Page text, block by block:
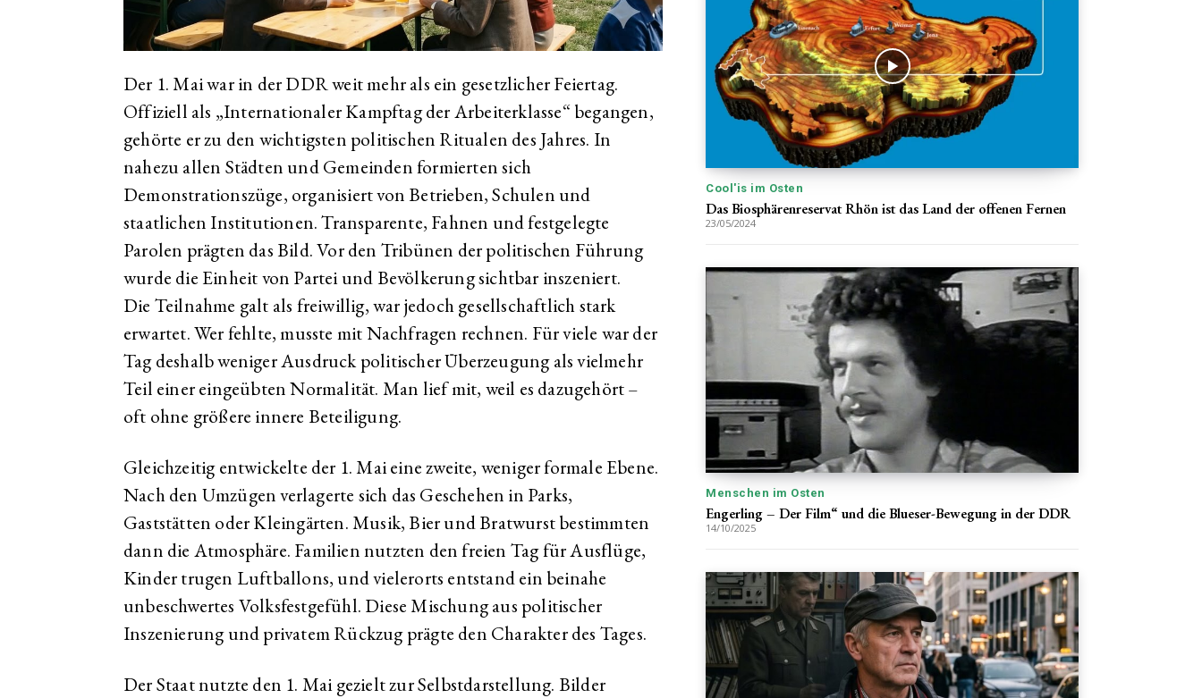
Der 1. Mai war in der DDR weit mehr als ein gesetzlicher Feiertag.
Offiziell als „Internationaler Kampftag der Arbeiterklasse“ begangen,
gehörte er zu den wichtigsten politischen Ritualen des Jahres. In
nahezu allen Städten und Gemeinden formierten sich
Demonstrationszüge, organisiert von Betrieben, Schulen und
staatlichen Institutionen. Transparente, Fahnen und festgelegte
Parolen prägten das Bild. Vor den Tribünen der politischen Führung
wurde die Einheit von Partei und Bevölkerung sichtbar inszeniert.
Die Teilnahme galt als freiwillig, war jedoch gesellschaftlich stark
erwartet. Wer fehlte, musste mit Nachfragen rechnen. Für viele war der
Tag deshalb weniger Ausdruck politischer Überzeugung als vielmehr
Teil einer eingeübten Normalität. Man lief mit, weil es dazugehört –
oft ohne größere innere Beteiligung.
Gleichzeitig entwickelte der 1. Mai eine zweite, weniger formale Ebene.
Nach den Umzügen verlagerte sich das Geschehen in Parks,
Gaststätten oder Kleingärten. Musik, Bier und Bratwurst bestimmten
dann die Atmosphäre. Familien nutzten den freien Tag für Ausflüge,
Kinder trugen Luftballons, und vielerorts entstand ein beinahe
unbeschwertes Volksfestgefühl. Diese Mischung aus politischer
Inszenierung und privatem Rückzug prägte den Charakter des Tages.
Der Staat nutzte den 1. Mai gezielt zur Selbstdarstellung. Bilder
Cool'is im Osten
Das Biosphärenreservat Rhön ist das Land der offenen Fernen
23/05/2024
Menschen im Osten
Engerling – Der Film“ und die Blueser-Bewegung in der DDR
14/10/2025